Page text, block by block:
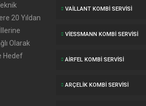
20 Yıldan
Olarak
Hedef
VAILLANT KOMBI SERVISI
VIESSMANN KOMBI SERVISI
AIRFEL KOMBI SERVISI
ARÇELIK KOMBI SERVISI